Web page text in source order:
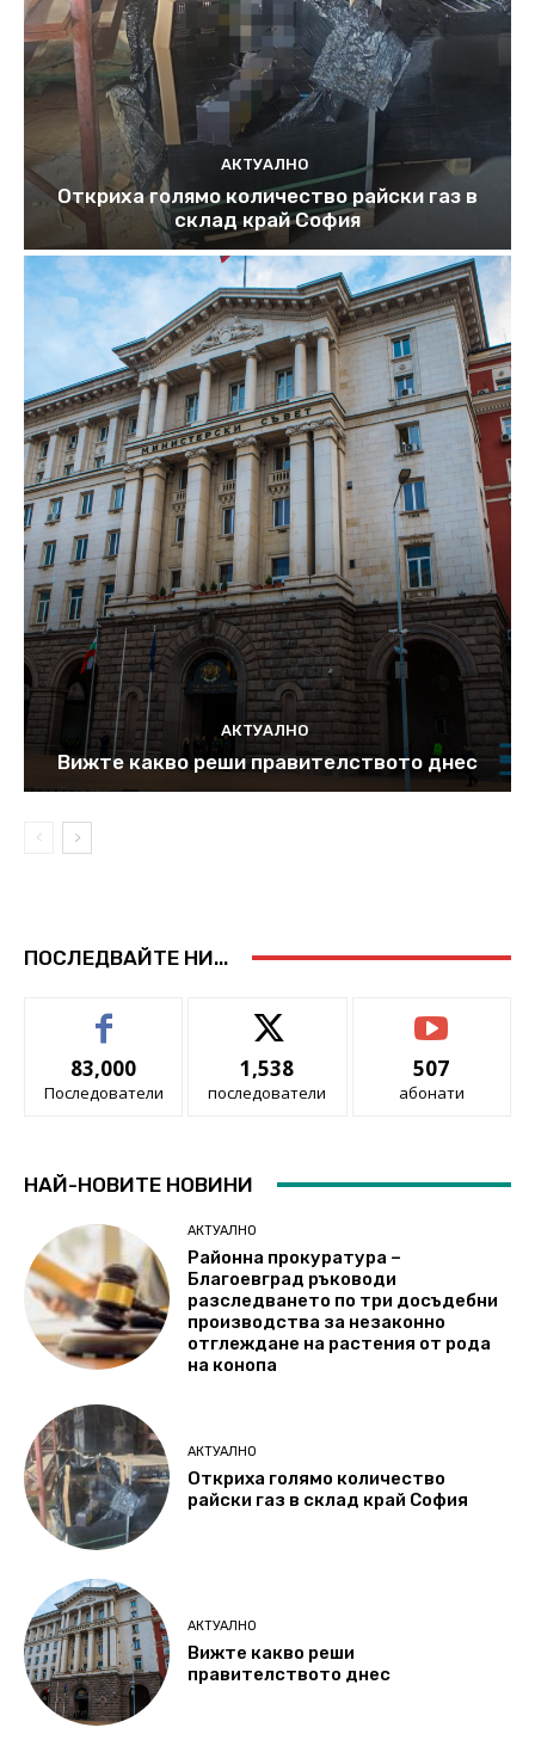
АКТУАЛНО
Откриха голямо количество райски газ в
склад край София
АКТУАЛНО
Вижте какво реши правителството днес
ПОСЛЕДВАЙТЕ НИ...
83,000
Последователи
1,538
последователи
507
абонати
НАЙ-НОВИТЕ НОВИНИ
АКТУАЛНО
Районна прокуратура –
Благоевград ръководи
разследването по три досъдебни
производства за незаконно
отглеждане на растения от рода
на конопа
АКТУАЛНО
Откриха голямо количество
райски газ в склад край София
АКТУАЛНО
Вижте какво реши
правителството днес